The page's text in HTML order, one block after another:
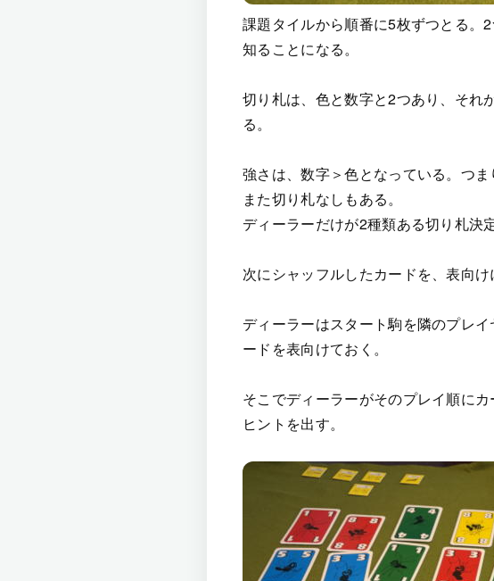
課題タイルから順番に5枚ずつとる。
知ることになる。
切り札は、色と数字と2つあり、それ
る。
強さは、数字＞色となっている。つ
また切り札なしもある。
ディーラーだけが2種類ある切り札決
次にシャッフルしたカードを、表向け
ディーラーはスタート駒を隣のプレ
ードを表向けておく。
そこでディーラーがそのプレイ順に
ヒントを出す。